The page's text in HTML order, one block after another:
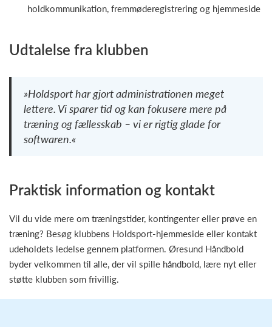
holdkommunikation, fremmøderegistrering og hjemmeside
Udtalelse fra klubben
»Holdsport har gjort administrationen meget
lettere. Vi sparer tid og kan fokusere mere på
træning og fællesskab – vi er rigtig glade for
softwaren.«
Praktisk information og kontakt
Vil du vide mere om træningstider, kontingenter eller prøve en
træning? Besøg klubbens Holdsport-hjemmeside eller kontakt
udeholdets ledelse gennem platformen. Øresund Håndbold
byder velkommen til alle, der vil spille håndbold, lære nyt eller
støtte klubben som frivillig.